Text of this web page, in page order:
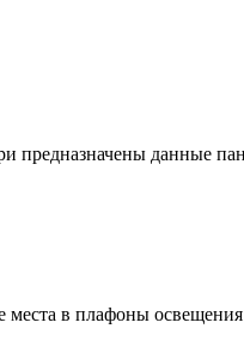
предназначены данные
места в плафоны освещения